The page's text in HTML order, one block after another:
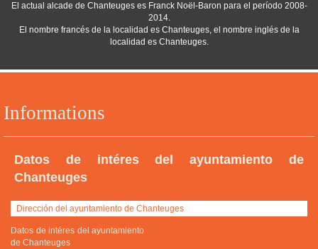
Informations
Datos de intéres del ayuntamiento de
Chanteuges
Dirección del ayuntamiento de Chanteuges
Datos de intéres del ayuntamiento
de Chanteuges
El actual alcade de Chanteuges es Franck Noël-Baron para el período 2008-
2014.
El nombre francés de la localidad es Chanteuges, el nombre inglés de la
localidad es Chanteuges.